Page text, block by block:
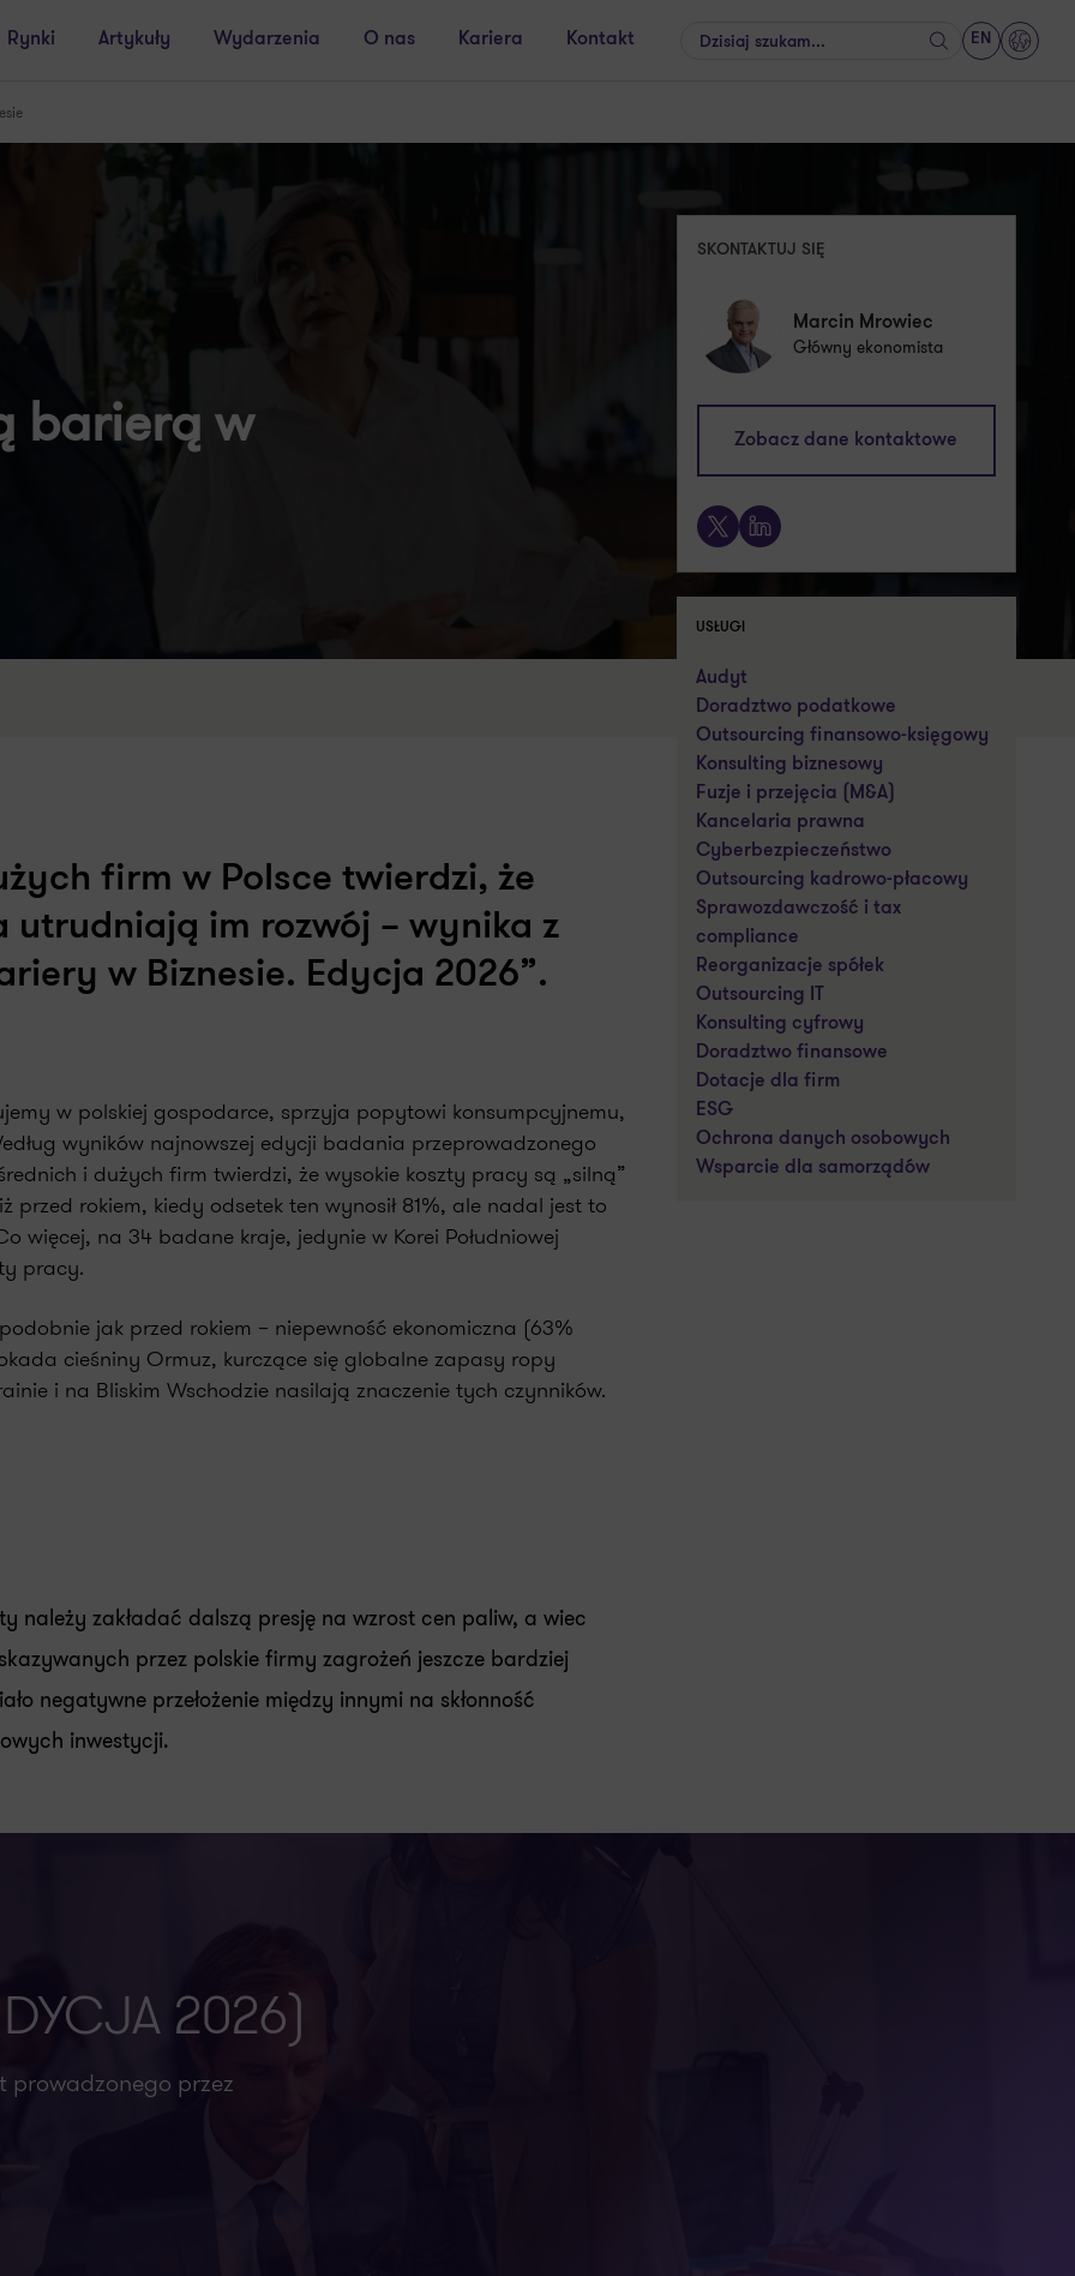
Rynki Artykuły Wydarzenia O nas Kariera Kontakt Szukaj
EN
barierą w
SKONTAKTUJ SIĘ
Marcin Mrowiec
Główny ekonomista
Zobacz dane kontaktowe
X LinkedIn
USŁUGI
Audyt
Doradztwo podatkowe
Outsourcing finansowo-księgowy
Konsulting biznesowy
Fuzje i przejęcia (M&A)
Kancelaria prawna
Cyberbezpieczeństwo
Outsourcing kadrowo-płacowy
Sprawozdawczość i tax
compliance
Reorganizacje spółek
Outsourcing IT
Konsulting cyfrowy
Doradztwo finansowe
Dotacje dla firm
ESG
Ochrona danych osobowych
Wsparcie dla samorządów
firm w Polsce twierdzi, że
im rozwój – wynika z
w Biznesie. Edycja 2026”.
w polskiej gospodarce, sprzyja popytowi konsumpcyjnemu,
wyników najnowszej edycji badania przeprowadzonego
i dużych firm twierdzi, że wysokie koszty pracy są „silną”
rokiem, kiedy odsetek ten wynosił 81%, ale nadal jest to
więcej, na 34 badane kraje, jedynie w Korei Południowej
pracy.
jak przed rokiem – niepewność ekonomiczna (63%
cieśniny Ormuz, kurczące się globalne zapasy ropy
i na Bliskim Wschodzie nasilają znaczenie tych czynników.
należy zakładać dalszą presję na wzrost cen paliw, a wiec
przez polskie firmy zagrożeń jeszcze bardziej
negatywne przełożenie między innymi na skłonność
inwestycji.
2026)
przez